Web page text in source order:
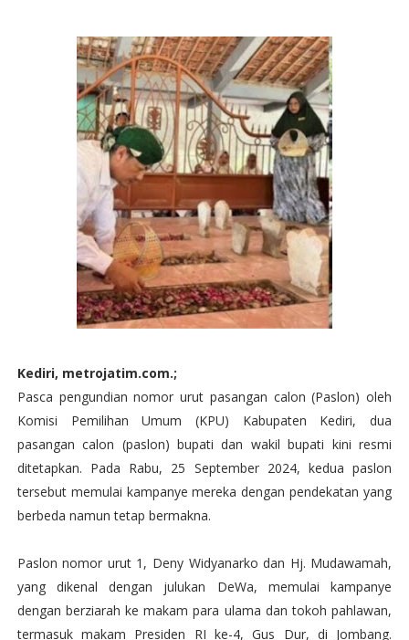
Kediri, metrojatim.com.;
Pasca pengundian nomor urut pasangan calon (Paslon) oleh
Komisi Pemilihan Umum (KPU) Kabupaten Kediri, dua
pasangan calon (paslon) bupati dan wakil bupati kini resmi
ditetapkan. Pada Rabu, 25 September 2024, kedua paslon
tersebut memulai kampanye mereka dengan pendekatan yang
berbeda namun tetap bermakna.
Paslon nomor urut 1, Deny Widyanarko dan Hj. Mudawamah,
yang dikenal dengan julukan DeWa, memulai kampanye
dengan berziarah ke makam para ulama dan tokoh pahlawan,
termasuk makam Presiden RI ke-4, Gus Dur, di Jombang.